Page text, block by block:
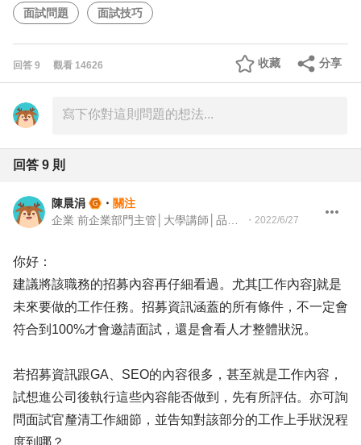
面試問題 面試技巧
回答 9 觀看 14626 分享
收藏
回答 9 則
陳晨涓 ・ 關注
・ 2022/6/27
你好：
建議將該職務的招募內容再仔細看過。尤其[工作內容]就是
未來要做的工作任務。招募資訊涵蓋的所有條件，不一定會
符合到100%才會邀請面試，還是會看人才整體狀況。
若招募資訊跟GA、SEO的內容很多，甚至就是工作內容，
試想進公司後執行這些內容能否做到，先有所評估。亦可詢
問面試官釐清工作細節，並告知對該部分的工作上手狀況程
度到哪？